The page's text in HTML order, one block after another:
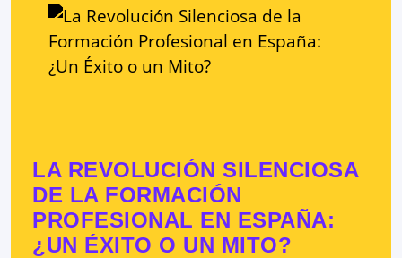
LA REVOLUCIÓN SILENCIOSA
DE LA FORMACIÓN
PROFESIONAL EN ESPAÑA:
¿UN ÉXITO O UN MITO?